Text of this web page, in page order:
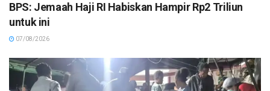
BPS: Jemaah Haji RI Habiskan Hampir Rp2 Triliun
untuk ini
07/08/2026